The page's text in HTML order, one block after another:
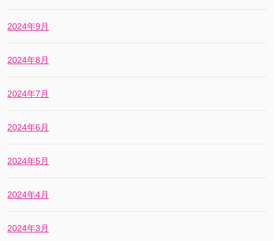
2024年9月
2024年8月
2024年7月
2024年6月
2024年5月
2024年4月
2024年3月